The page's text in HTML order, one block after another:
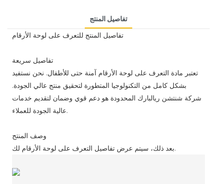
تفاصيل المنتج
تفاصيل المنتج للتعرف على لوحة الأرقام
تفاصيل سريعة
تعتبر مادة التعرف على لوحة الأرقام آمنة حتى للأطفال. نحن نستفيد
بشكل كامل من التكنولوجيا المتطورة لتحقيق منتج عالي الجودة.
شركة شنتشن ريالبارك المحدودة هو دعم قوي وضمان لتقديم خدمات
عالية الجودة للعملاء.
وصف المنتج
بعد ذلك، سيتم عرض تفاصيل التعرف على لوحة الأرقام لك.